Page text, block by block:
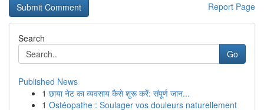
Report Page
Search
Go
Published News
1 छाया नेट का व्यवसाय कैसे शुरू करें: संपूर्ण जान...
1 Ostéopathe : Soulager vos douleurs naturellement